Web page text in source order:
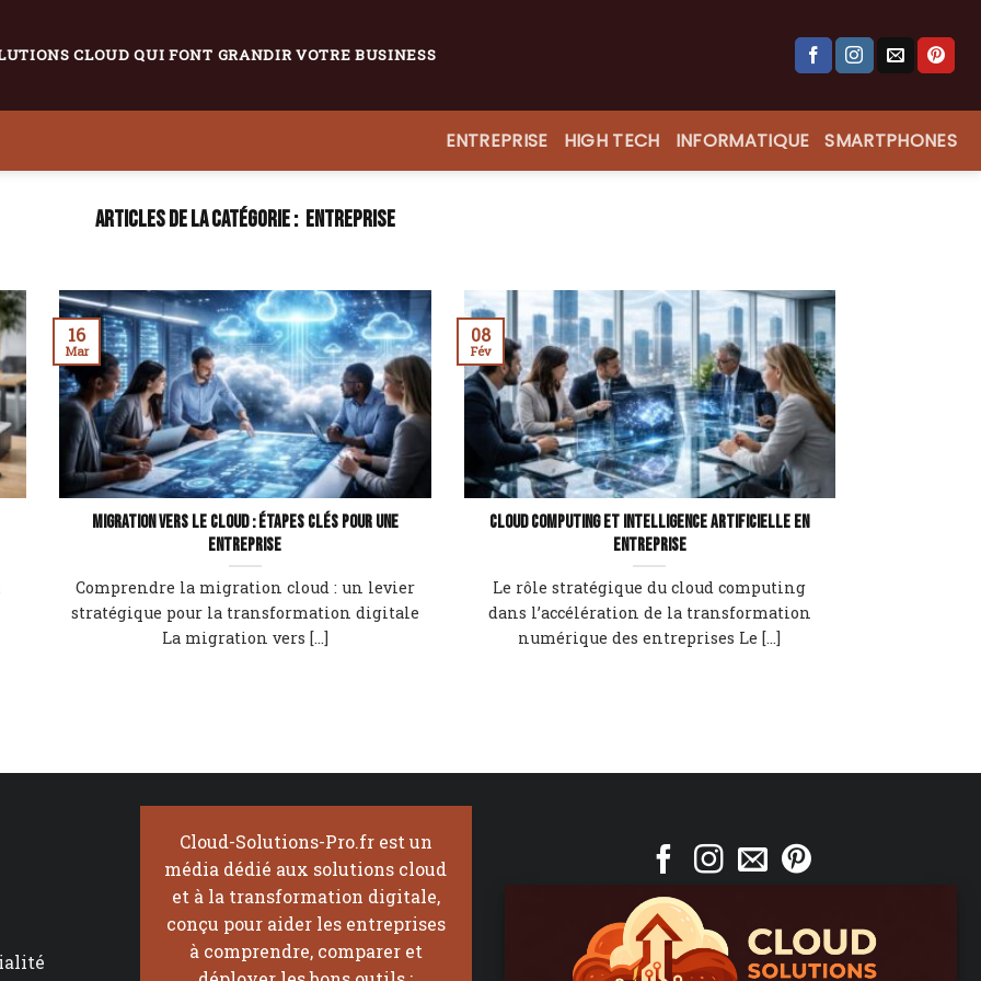
CLOUD QUI FONT GRANDIR VOTRE BUSINESS
ENTREPRISE HIGH TECH INFORMATIQUE SMARTPHONES
ENTREPRISE
Migration vers le cloud : étapes clés pour une
entreprise
Comprendre la migration cloud : un levier
stratégique pour la transformation digitale
La migration vers [...]
16
Mar
Cloud computing et intelligence artificielle en
entreprise
Le rôle stratégique du cloud computing
dans l’accélération de la transformation
numérique des entreprises Le [...]
08
Fév
Cloud-Solutions-Pro.fr est un
média dédié aux solutions cloud
et à la transformation digitale,
conçu pour aider les entreprises
à comprendre, comparer et